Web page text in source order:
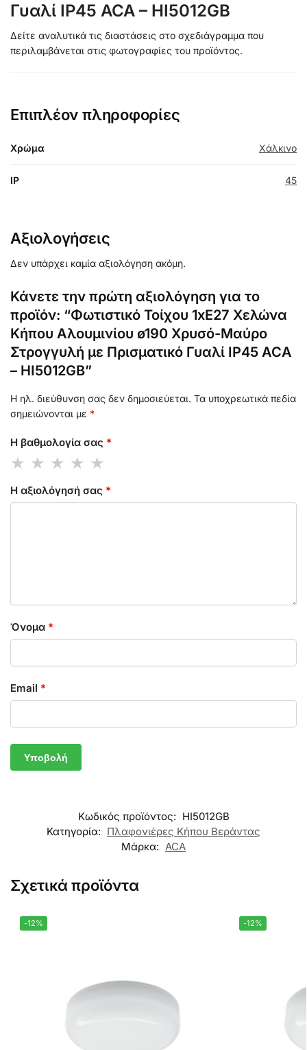
Γυαλί IP45 ACA – HI5012GB
Δείτε αναλυτικά τις διαστάσεις στο σχεδιάγραμμα που
περιλαμβάνεται στις φωτογραφίες του προϊόντος.
Επιπλέον πληροφορίες
Χρώμα Χάλκινο
IP 45
Αξιολογήσεις
Δεν υπάρχει καμία αξιολόγηση ακόμη.
Κάνετε την πρώτη αξιολόγηση για το
προϊόν: “Φωτιστικό Τοίχου 1xE27 Χελώνα
Κήπου Αλουμινίου ø190 Χρυσό-Μαύρο
Στρογγυλή με Πρισματικό Γυαλί IP45 ACA
– HI5012GB”
Η ηλ. διεύθυνση σας δεν δημοσιεύεται. Τα υποχρεωτικά πεδία
σημειώνονται με *
Η βαθμολογία σας *
Η αξιολόγησή σας *
Όνομα *
Email *
Κωδικός προϊόντος: HI5012GB
Κατηγορία: Πλαφονιέρες Κήπου Βεράντας
Μάρκα: ACA
Σχετικά προϊόντα
-12% -12%